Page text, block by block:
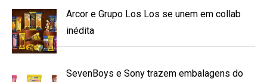
Arcor e Grupo Los Los se unem em collab
inédita
SevenBoys e Sony trazem embalagens do